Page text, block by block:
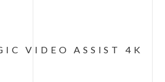
VIDEO ASSIST 4K